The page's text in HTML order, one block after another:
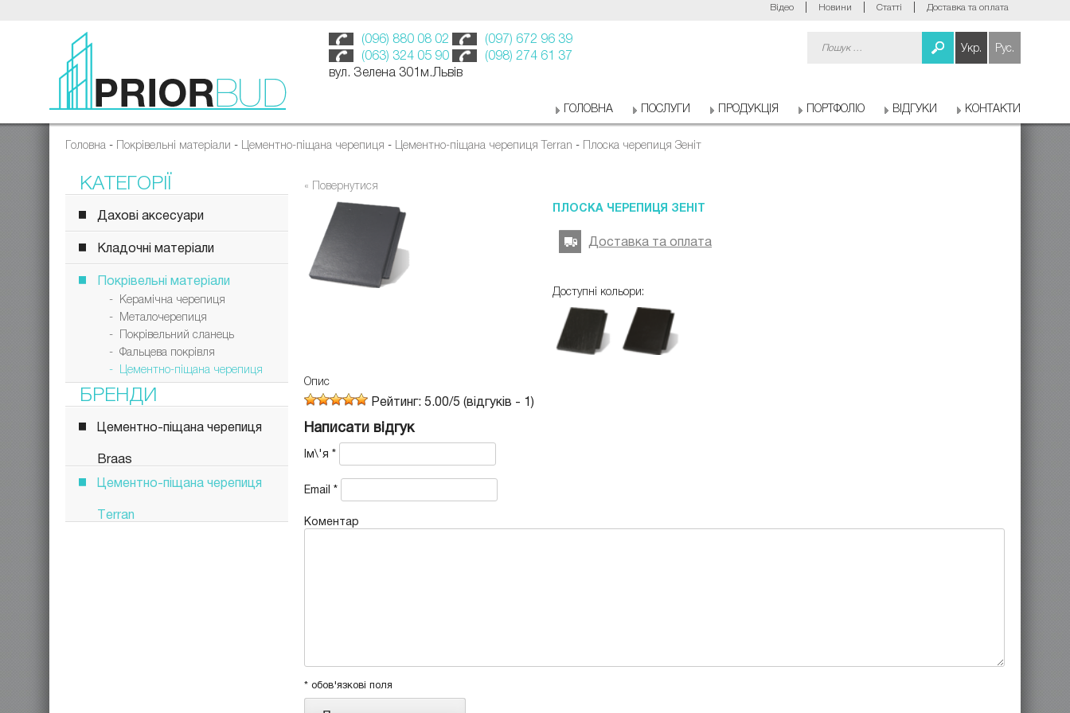
Відео Новини Статті Доставка та оплата
(096) 880 08 02
(097) 672 96 39
(063) 324 05 90
(098) 274 61 37
вул. Зелена 301м.Львів
Укр. Рус.
ГОЛОВНА ПОСЛУГИ ПРОДУКЦІЯ ПОРТФОЛІО ВІДГУКИ КОНТАКТИ
Головна - Покрівельні матеріали - Цементно-піщана черепиця - Цементно-піщана черепиця Terran - Плоска черепиця Зеніт
КАТЕГОРІЇ
Дахові аксесуари
Кладочні матеріали
Покрівельні матеріали
- Керамічна черепиця
- Металочерепиця
- Покрівельний сланець
- Фальцева покрівля
- Цементно-піщана черепиця
БРЕНДИ
Цементно-піщана черепиця
Braas
Цементно-піщана черепиця
Terran
« Повернутися
ПЛОСКА ЧЕРЕПИЦЯ ЗЕНІТ
Доставка та оплата
Доступні кольори:
Опис
Рейтинг: 5.00/5 (відгуків - 1)
Написати відгук
Ім\'я *
Email *
Коментар
* обов'язкові поля